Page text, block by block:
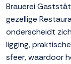
Brauerei
gezellige
onderscheidt
ligging,
sfeer, waardoor